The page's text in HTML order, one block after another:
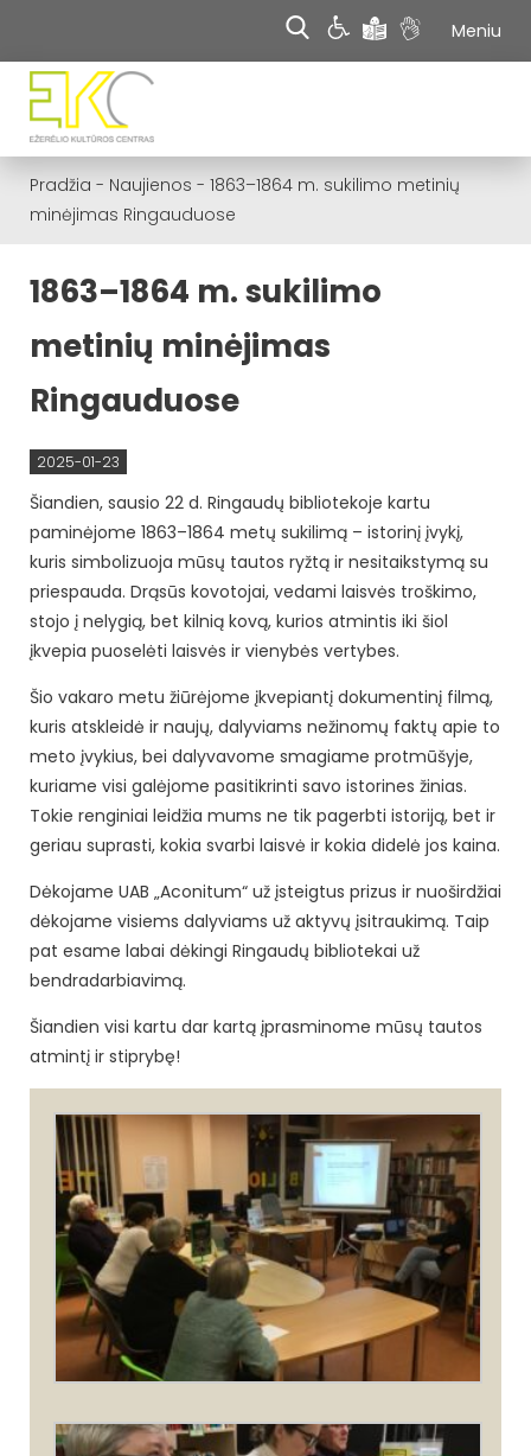
Meniu
Pradžia - Naujienos - 1863–1864 m. sukilimo metinių
minėjimas Ringauduose
1863–1864 m. sukilimo
metinių minėjimas
Ringauduose
2025-01-23
Šiandien, sausio 22 d. Ringaudų bibliotekoje kartu
paminėjome 1863–1864 metų sukilimą – istorinį įvykį,
kuris simbolizuoja mūsų tautos ryžtą ir nesitaikstymą su
priespauda. Drąsūs kovotojai, vedami laisvės troškimo,
stojo į nelygią, bet kilnią kovą, kurios atmintis iki šiol
įkvepia puoselėti laisvės ir vienybės vertybes.
Šio vakaro metu žiūrėjome įkvepiantį dokumentinį filmą,
kuris atskleidė ir naujų, dalyviams nežinomų faktų apie to
meto įvykius, bei dalyvavome smagiame protmūšyje,
kuriame visi galėjome pasitikrinti savo istorines žinias.
Tokie renginiai leidžia mums ne tik pagerbti istoriją, bet ir
geriau suprasti, kokia svarbi laisvė ir kokia didelė jos kaina.
Dėkojame UAB „Aconitum“ už įsteigtus prizus ir nuoširdžiai
dėkojame visiems dalyviams už aktyvų įsitraukimą. Taip
pat esame labai dėkingi Ringaudų bibliotekai už
bendradarbiavimą.
Šiandien visi kartu dar kartą įprasminome mūsų tautos
atmintį ir stiprybę!